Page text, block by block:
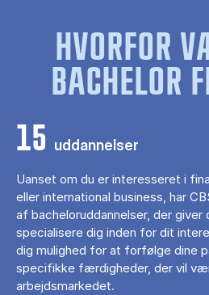
HVORFOR
BACHELOR
15 uddannelser
Uanset om du er interesseret i
eller international business, har
af bacheloruddannelser, der giver
specialisere dig inden for dit
dig mulighed for at forfølge dine
specifikke færdigheder, der vil
arbejdsmarkedet.